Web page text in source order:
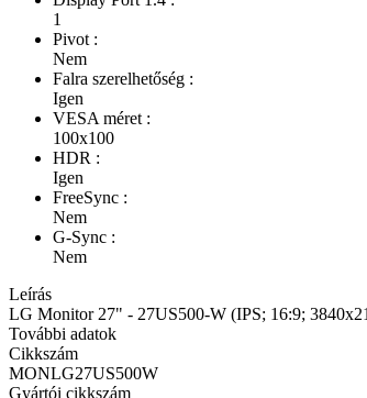
1
Pivot :
Nem
Falra szerelhetőség :
Igen
VESA méret :
100x100
HDR :
Igen
FreeSync :
Nem
G-Sync :
Nem
Leírás
LG Monitor 27" - 27US500-W (IPS; 16:9;
További adatok
Cikkszám
MONLG27US500W
Gyártói cikkszám